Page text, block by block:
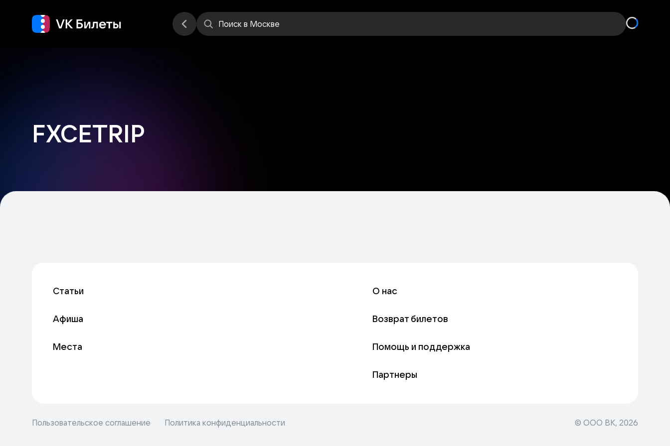
Поиск в Москве
FXCETRIP
Статьи
Афиша
Места
О нас
Возврат билетов
Помощь и поддержка
Партнеры
Пользовательское соглашение Политика конфиденциальности © ООО ВК, 2026